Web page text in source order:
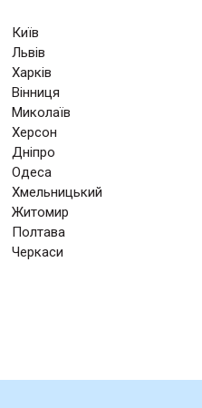
Київ
Львів
Харків
Вінниця
Миколаїв
Херсон
Дніпро
Одеса
Хмельницький
Житомир
Полтава
Черкаси